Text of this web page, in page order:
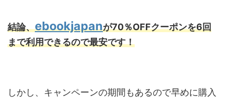
結論、ebookjapanが70％OFFクーポンを6回
まで利用できるので最安です！
しかし、キャンペーンの期間もあるので早めに購入